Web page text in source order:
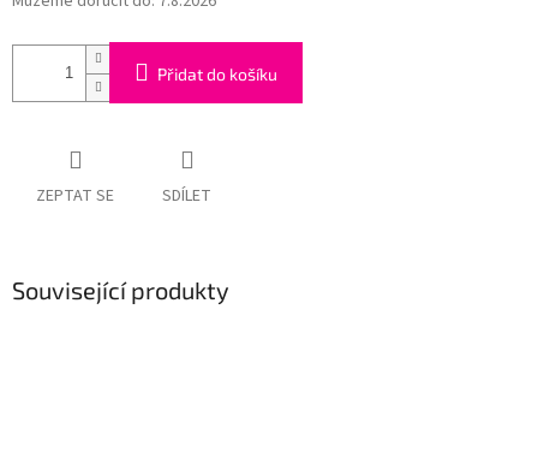
Přidat do košíku
ZEPTAT SE SDÍLET
Související produkty